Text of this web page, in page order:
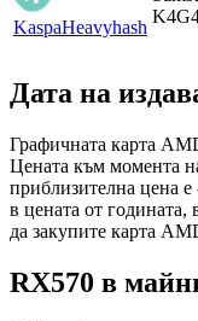
KaspaHeavyhash
Дата на
Графичната карта
Цената към момента
приблизителна цена
в цената от годината,
да закупите карта
RX570 в